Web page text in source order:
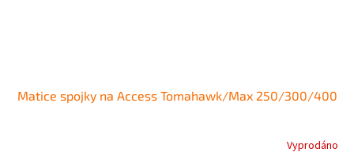
Matice spojky na Access Tomahawk/Max 250/300/400
Vyprodáno